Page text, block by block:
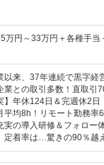
万円～33万円＋各種手
以来、37年連続で黒字経
業との取引多数！直取引
】年休124日＆完週休2日
平均8h！リモート勤務率
実の導入研修＆フォロー
定着率は…驚きの90％越